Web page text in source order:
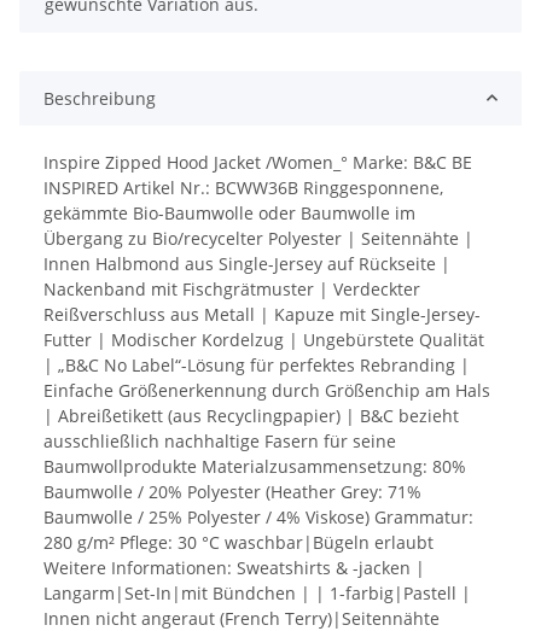
Beschreibung
Inspire Zipped Hood Jacket /Women_° Marke: B&C BE
INSPIRED Artikel Nr.: BCWW36B Ringgesponnene,
gekämmte Bio-Baumwolle oder Baumwolle im
Übergang zu Bio/recycelter Polyester | Seitennähte |
Innen Halbmond aus Single-Jersey auf Rückseite |
Nackenband mit Fischgrätmuster | Verdeckter
Reißverschluss aus Metall | Kapuze mit Single-Jersey-
Futter | Modischer Kordelzug | Ungebürstete Qualität
| „B&C No Label“-Lösung für perfektes Rebranding |
Einfache Größenerkennung durch Größenchip am Hals
| Abreißetikett (aus Recyclingpapier) | B&C bezieht
ausschließlich nachhaltige Fasern für seine
Baumwollprodukte Materialzusammensetzung: 80%
Baumwolle / 20% Polyester (Heather Grey: 71%
Baumwolle / 25% Polyester / 4% Viskose) Grammatur:
280 g/m² Pflege: 30 °C waschbar|Bügeln erlaubt
Weitere Informationen: Sweatshirts & -jacken |
Langarm|Set-In|mit Bündchen | | 1-farbig|Pastell |
Innen nicht angeraut (French Terry)|Seitennähte